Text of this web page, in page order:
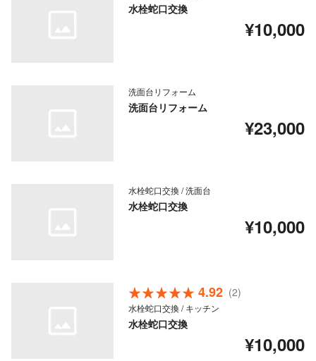
水栓蛇口交換
¥10,000
洗面台リフォーム
洗面台リフォーム
¥23,000
水栓蛇口交換 / 洗面台
水栓蛇口交換
¥10,000
4.92 (2)
水栓蛇口交換 / キッチン
水栓蛇口交換
¥10,000